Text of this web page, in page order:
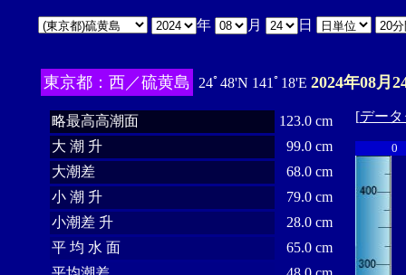
年 月 日
東京都：西／硫黄島 24ﾟ48'N 141ﾟ18'E 2024年08月
略最高高潮面
123.0 cm
大 潮 升
99.0 cm
大潮差
68.0 cm
小 潮 升
79.0 cm
小潮差 升
28.0 cm
平 均 水 面
65.0 cm
[デー
0